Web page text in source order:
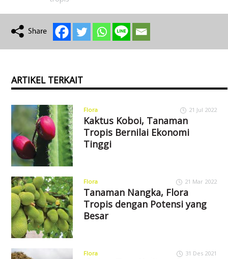
ARTIKEL TERKAIT
Flora 21 Jul 2022
Kaktus Koboi, Tanaman
Tropis Bernilai Ekonomi
Tinggi
Flora 21 Mar 2022
Tanaman Nangka, Flora
Tropis dengan Potensi yang
Besar
Flora 31 Des 2021